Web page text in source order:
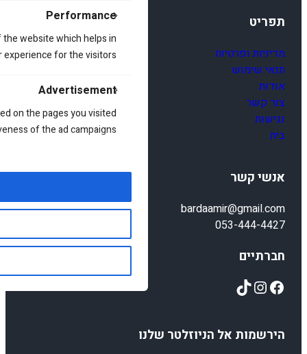
Performance
website which helps in
for the visitors.
Advertisement
on the pages you visited
of the ad campaigns.
תפריט
מדיניות ופרטיות
תנאי שימוש
אודות
צור קשר
נגישות
בית
אנשי קשר
bardaamir@gmail.com
053-444-4427
חברתיים
Facebook
Instagram
TikTok
הירשמות אל הניוזלטר שלנו